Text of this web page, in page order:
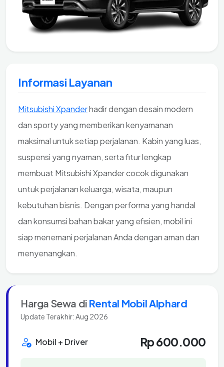
Informasi Layanan
Mitsubishi Xpanderhadir dengan desain modern
dan sporty yang memberikan kenyamanan
maksimal untuk setiap perjalanan. Kabin yang luas,
suspensi yang nyaman, serta fitur lengkap
membuat Mitsubishi Xpander cocok digunakan
untuk perjalanan keluarga, wisata, maupun
kebutuhan bisnis. Dengan performa yang handal
dan konsumsi bahan bakar yang efisien, mobil ini
siap menemani perjalanan Anda dengan aman dan
menyenangkan.
Harga Sewa di Rental Mobil Alphard
Update Terakhir: Aug 2026
Mobil + Driver Rp 600.000